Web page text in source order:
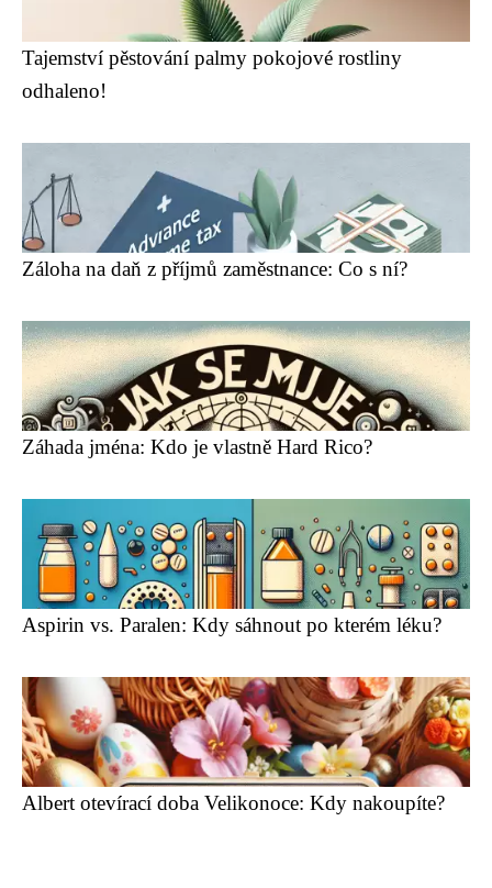
Tajemství pěstování palmy pokojové rostliny
odhaleno!
Záloha na daň z příjmů zaměstnance: Co s ní?
Záhada jména: Kdo je vlastně Hard Rico?
Aspirin vs. Paralen: Kdy sáhnout po kterém léku?
Albert otevírací doba Velikonoce: Kdy nakoupíte?